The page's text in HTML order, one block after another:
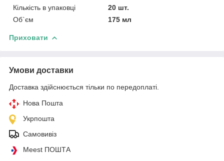
Кількість в упаковці
20 шт.
Об`єм
175 мл
Приховати
Умови доставки
Доставка здійснюється тільки по передоплаті.
Нова Пошта
Укрпошта
Самовивіз
Meest ПОШТА